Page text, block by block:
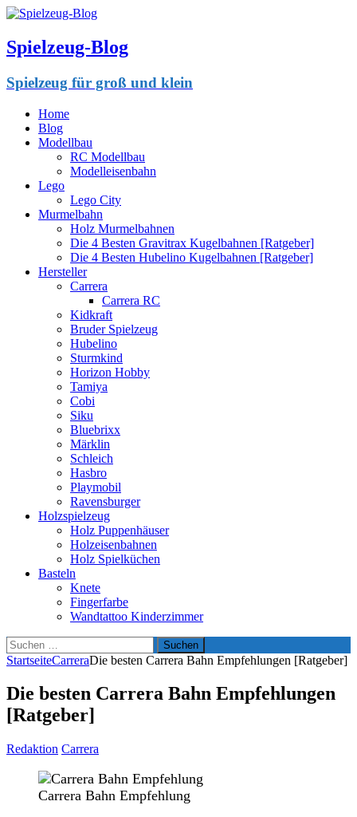
Spielzeug-Blog
Spielzeug für groß und klein
Home
Blog
Modellbau
RC Modellbau
Modelleisenbahn
Lego
Lego City
Murmelbahn
Holz Murmelbahnen
Die 4 Besten Gravitrax Kugelbahnen [Ratgeber]
Die 4 Besten Hubelino Kugelbahnen [Ratgeber]
Hersteller
Carrera
Carrera RC
Kidkraft
Bruder Spielzeug
Hubelino
Sturmkind
Horizon Hobby
Tamiya
Cobi
Siku
Bluebrixx
Märklin
Schleich
Hasbro
Playmobil
Ravensburger
Holzspielzeug
Holz Puppenhäuser
Holzeisenbahnen
Holz Spielküchen
Basteln
Knete
Fingerfarbe
Wandtattoo Kinderzimmer
Suchen
nach:
StartseiteCarreraDie besten Carrera Bahn Empfehlungen [Ratgeber]
Die besten Carrera Bahn Empfehlungen
[Ratgeber]
Redaktion Carrera
Carrera Bahn Empfehlung